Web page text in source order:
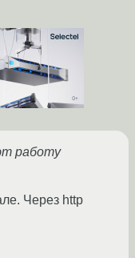
работу
Через http